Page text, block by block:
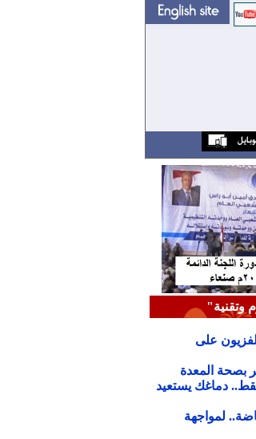
وتقنية"
على
فقط.. دماغك يستعيد
لمواجهة